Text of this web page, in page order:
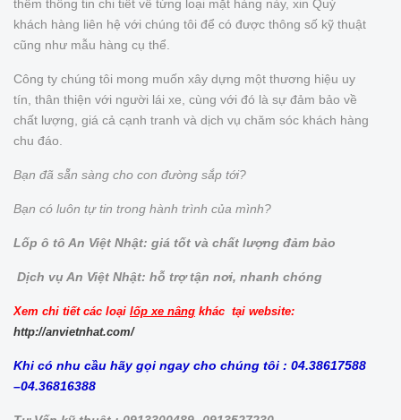
thêm thông tin chi tiết về từng loại mặt hàng này, xin Quý
khách hàng liên hệ với chúng tôi để có được thông số kỹ thuật
cũng như mẫu hàng cụ thể.
Công ty chúng tôi mong muốn xây dựng một thương hiệu uy
tín, thân thiện với người lái xe, cùng với đó là sự đảm bảo về
chất lượng, giá cả cạnh tranh và dịch vụ chăm sóc khách hàng
chu đáo.
Bạn đã sẵn sàng cho con đường sắp tới?
Bạn có luôn tự tin trong hành trình của mình?
Lốp ô tô An Việt Nhật: giá tốt và chất lượng đảm bảo
Dịch vụ An Việt Nhật: hỗ trợ tận nơi, nhanh chóng
Xem chi tiết các loại lốp xe nâng khác tại website:
http://anvietnhat.com/
Khi có nhu cầu hãy gọi ngay cho chúng tôi : 04.38617588
–04.36816388